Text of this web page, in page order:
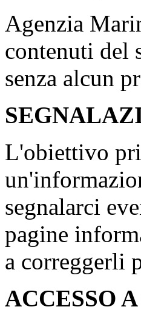
Agenzia
contenuti del
senza alcun
L'obiettivo
segnalarci
pagine
a correggerli
ACCESSO